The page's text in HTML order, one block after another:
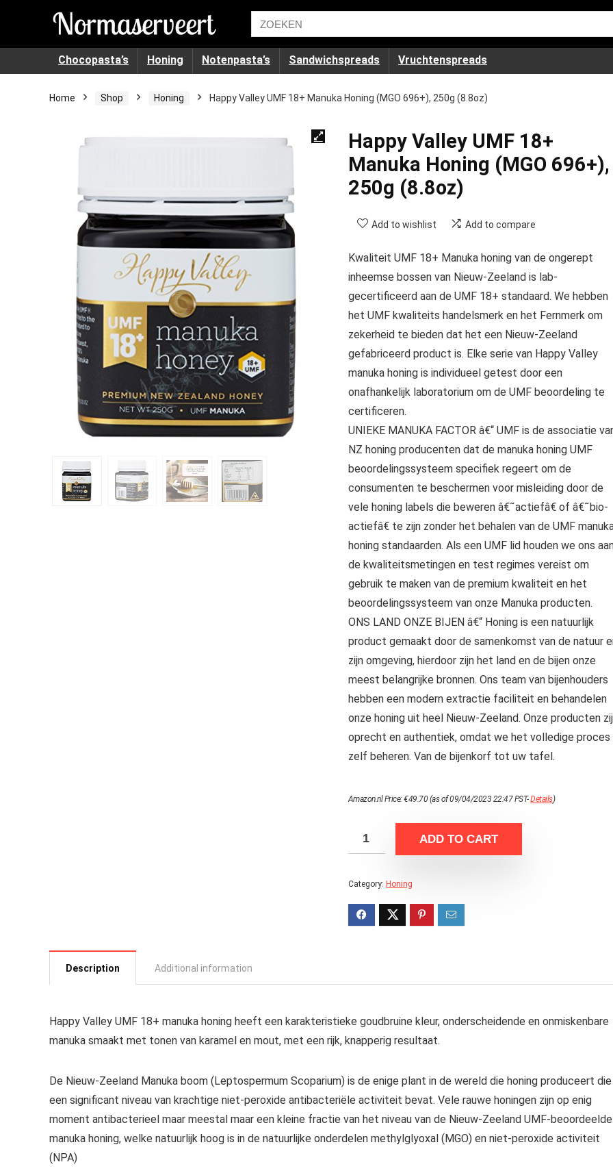
Chocopasta’s Honing Notenpasta’s Sandwichspreads Vruchtenspreads
Home Shop Honing Happy Valley UMF 18+ Manuka Honing (MGO 696+), 250g (8.8oz)
Happy Valley UMF 18+
Manuka Honing (MGO 696+),
250g (8.8oz)
Add to wishlist Add to compare
Kwaliteit UMF 18+ Manuka honing van de ongerept
inheemse bossen van Nieuw-Zeeland is lab-
gecertificeerd aan de UMF 18+ standaard. We hebben
het UMF kwaliteits handelsmerk en het Fernmerk om
zekerheid te bieden dat het een Nieuw-Zeeland
gefabriceerd product is. Elke serie van Happy Valley
manuka honing is individueel getest door een
onafhankelijk laboratorium om de UMF beoordeling te
certificeren.
UNIEKE MANUKA FACTOR â€“ UMF is de associatie
NZ honing producenten dat de manuka honing UMF
beoordelingssysteem specifiek regeert om de
consumenten te beschermen voor misleiding door de
vele honing labels die beweren â€˜actiefâ€ of â€˜bio-
actiefâ€ te zijn zonder het behalen van de UMF
honing standaarden. Als een UMF lid houden we ons
de kwaliteitsmetingen en test regimes vereist om
gebruik te maken van de premium kwaliteit en het
beoordelingssysteem van onze Manuka producten.
ONS LAND ONZE BIJEN â€“ Honing is een natuurlijk
product gemaakt door de samenkomst van de natuur
zijn omgeving, hierdoor zijn het land en de bijen onze
meest belangrijke bronnen. Ons team van bijenhouders
hebben een modern extractie faciliteit en behandelen
onze honing uit heel Nieuw-Zeeland. Onze producten
oprecht en authentiek, omdat we het volledige proces
zelf beheren. Van de bijenkorf tot uw tafel.
Amazon.nl Price:€49.70(as of 09/04/2023 22:47 PST-Details)
ADD TO CART
Category: Honing
Description Additional information
Happy Valley UMF 18+ manuka honing heeft een karakteristieke goudbruine kleur, onderscheidende en onmiskenbare
manuka smaakt met tonen van karamel en mout, met een rijk, knapperig resultaat.
De Nieuw-Zeeland Manuka boom (Leptospermum Scoparium) is de enige plant in de wereld die honing produceert die
een significant niveau van krachtige niet-peroxide antibacteriële activiteit bevat. Vele rauwe honingen zijn op enig
moment antibacterieel maar meestal maar een kleine fractie van het niveau van de Nieuw-Zeeland UMF-beoordeelde
manuka honing, welke natuurlijk hoog is in de natuurlijke onderdelen methylglyoxal (MGO) en niet-peroxide activiteit
(NPA)